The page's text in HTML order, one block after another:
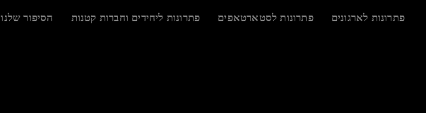
פתרונות לארגונים פתרונות לסטארטאפים פתרונות ליחידים וחברות קטנות הסיפור שלנו